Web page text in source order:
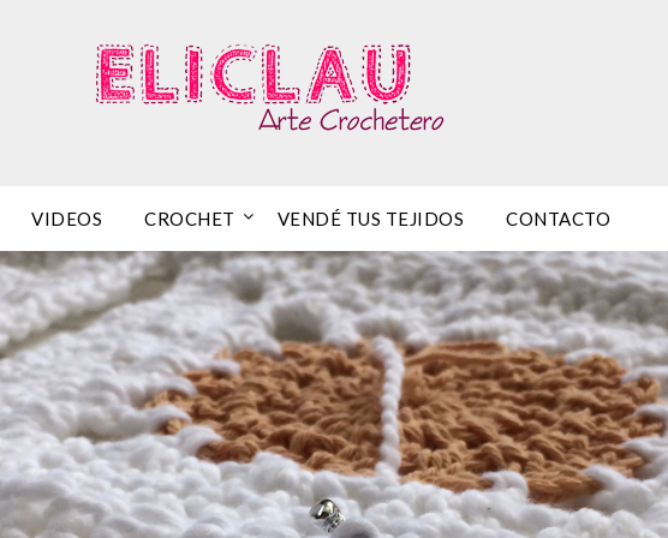
VIDEOS CROCHET VENDÉ TUS TEJIDOS CONTACTO